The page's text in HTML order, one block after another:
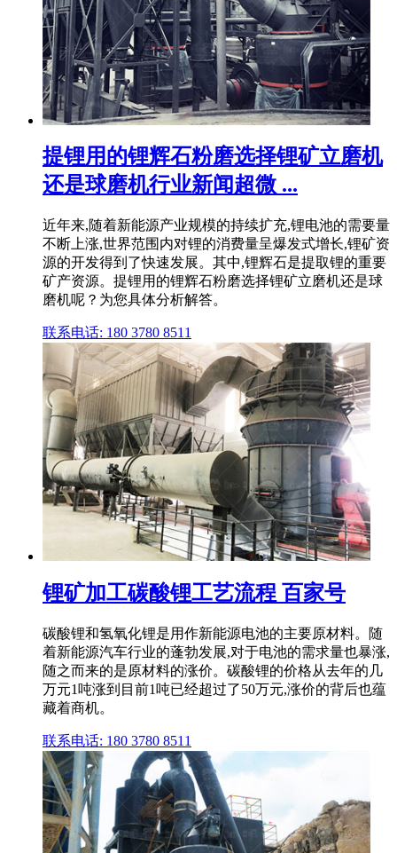
提锂用的锂辉石粉磨选择锂矿立磨机
还是球磨机行业新闻超微 ...
近年来,随着新能源产业规模的持续扩充,锂电池的需要量
不断上涨,世界范围内对锂的消费量呈爆发式增长,锂矿资
源的开发得到了快速发展。其中,锂辉石是提取锂的重要
矿产资源。提锂用的锂辉石粉磨选择锂矿立磨机还是球
磨机呢？为您具体分析解答。
联系电话: 180 3780 8511
锂矿加工碳酸锂工艺流程 百家号
碳酸锂和氢氧化锂是用作新能源电池的主要原材料。随
着新能源汽车行业的蓬勃发展,对于电池的需求量也暴涨,
随之而来的是原材料的涨价。碳酸锂的价格从去年的几
万元1吨涨到目前1吨已经超过了50万元,涨价的背后也蕴
藏着商机。
联系电话: 180 3780 8511